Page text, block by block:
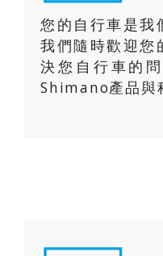
您的自行車是我
我們隨時歡迎您
決您自行車的
Shimano產品與